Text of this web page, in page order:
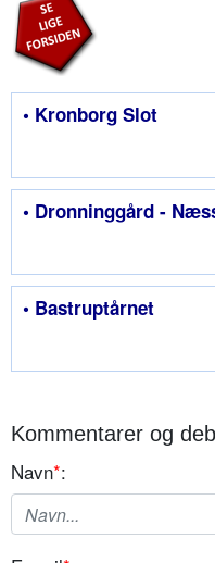
• Kronborg Slot
• Dronninggård -
• Bastruptårnet
Kommentarer og
Navn*: